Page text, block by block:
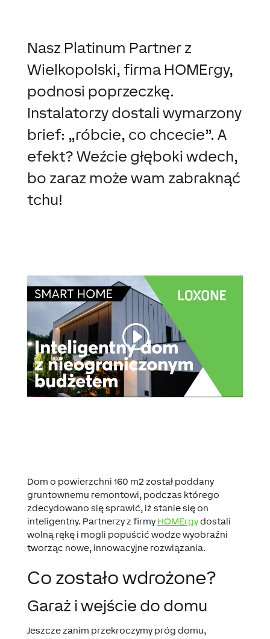
Nasz Platinum Partner z
Wielkopolski, firma HOMErgy,
podnosi poprzeczkę.
Instalatorzy dostali wymarzony
brief: „róbcie, co chcecie”. A
efekt? Weźcie głęboki wdech,
bo zaraz może wam zabraknąć
tchu!
Dom o powierzchni 160 m2 został poddany
gruntownemu remontowi, podczas którego
zdecydowano się sprawić, iż stanie się on
inteligentny. Partnerzy z firmy HOMErgydostali
wolną rękę i mogli popuścić wodze wyobraźni
tworząc nowe, innowacyjne rozwiązania.
Co zostało wdrożone?
Garaż i wejście do domu
Jeszcze zanim przekroczymy próg domu,